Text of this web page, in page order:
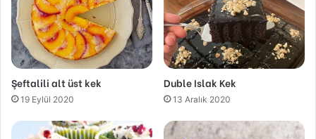
Şeftalili alt üst kek
19 Eylül 2020
Duble Islak Kek
13 Aralık 2020